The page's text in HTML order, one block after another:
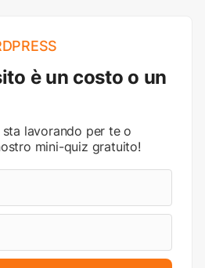
è un costo o un
lavorando per te o
mini-quiz gratuito!